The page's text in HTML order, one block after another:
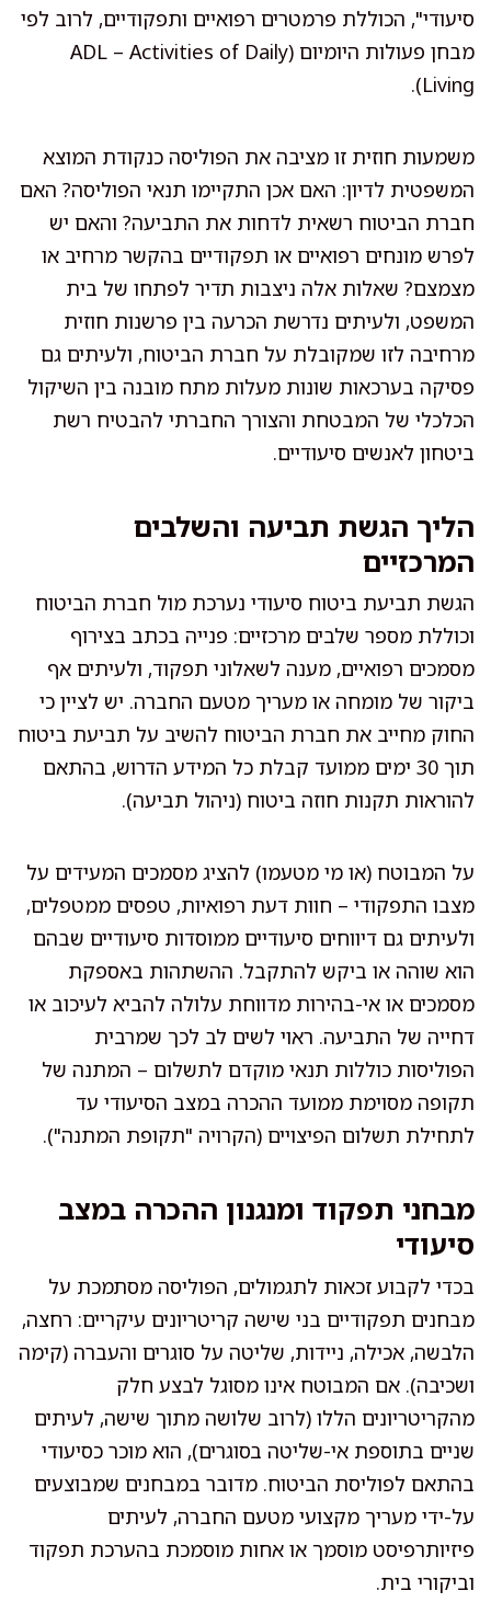
סיעודי", הכוללת פרמטרים רפואיים ותפקודיים, לרוב לפי
מבחן פעולות היומיום (ADL – Activities of Daily
Living).
משמעות חוזית זו מציבה את הפוליסה כנקודת המוצא
המשפטית לדיון: האם אכן התקיימו תנאי הפוליסה? האם
חברת הביטוח רשאית לדחות את התביעה? והאם יש
לפרש מונחים רפואיים או תפקודיים בהקשר מרחיב או
מצמצם? שאלות אלה ניצבות תדיר לפתחו של בית
המשפט, ולעיתים נדרשת הכרעה בין פרשנות חוזית
מרחיבה לזו שמקובלת על חברת הביטוח, ולעיתים גם
פסיקה בערכאות שונות מעלות מתח מובנה בין השיקול
הכלכלי של המבטחת והצורך החברתי להבטיח רשת
ביטחון לאנשים סיעודיים.
הליך הגשת תביעה והשלבים
המרכזיים
הגשת תביעת ביטוח סיעודי נערכת מול חברת הביטוח
וכוללת מספר שלבים מרכזיים: פנייה בכתב בצירוף
מסמכים רפואיים, מענה לשאלוני תפקוד, ולעיתים אף
ביקור של מומחה או מעריך מטעם החברה. יש לציין כי
החוק מחייב את חברת הביטוח להשיב על תביעת ביטוח
תוך 30 ימים ממועד קבלת כל המידע הדרוש, בהתאם
להוראות תקנות חוזה ביטוח (ניהול תביעה).
על המבוטח (או מי מטעמו) להציג מסמכים המעידים על
מצבו התפקודי – חוות דעת רפואיות, טפסים ממטפלים,
ולעיתים גם דיווחים סיעודיים ממוסדות סיעודיים שבהם
הוא שוהה או ביקש להתקבל. ההשתהות באספקת
מסמכים או אי-בהירות מדווחת עלולה להביא לעיכוב או
דחייה של התביעה. ראוי לשים לב לכך שמרבית
הפוליסות כוללות תנאי מוקדם לתשלום – המתנה של
תקופה מסוימת ממועד ההכרה במצב הסיעודי עד
לתחילת תשלום הפיצויים (הקרויה "תקופת המתנה").
מבחני תפקוד ומנגנון ההכרה במצב
סיעודי
בכדי לקבוע זכאות לתגמולים, הפוליסה מסתמכת על
מבחנים תפקודיים בני שישה קריטריונים עיקריים: רחצה,
הלבשה, אכילה, ניידות, שליטה על סוגרים והעברה (קימה
ושכיבה). אם המבוטח אינו מסוגל לבצע חלק
מהקריטריונים הללו (לרוב שלושה מתוך שישה, לעיתים
שניים בתוספת אי-שליטה בסוגרים), הוא מוכר כסיעודי
בהתאם לפוליסת הביטוח. מדובר במבחנים שמבוצעים
על-ידי מעריך מקצועי מטעם החברה, לעיתים
פיזיותרפיסט מוסמך או אחות מוסמכת בהערכת תפקוד
וביקורי בית.